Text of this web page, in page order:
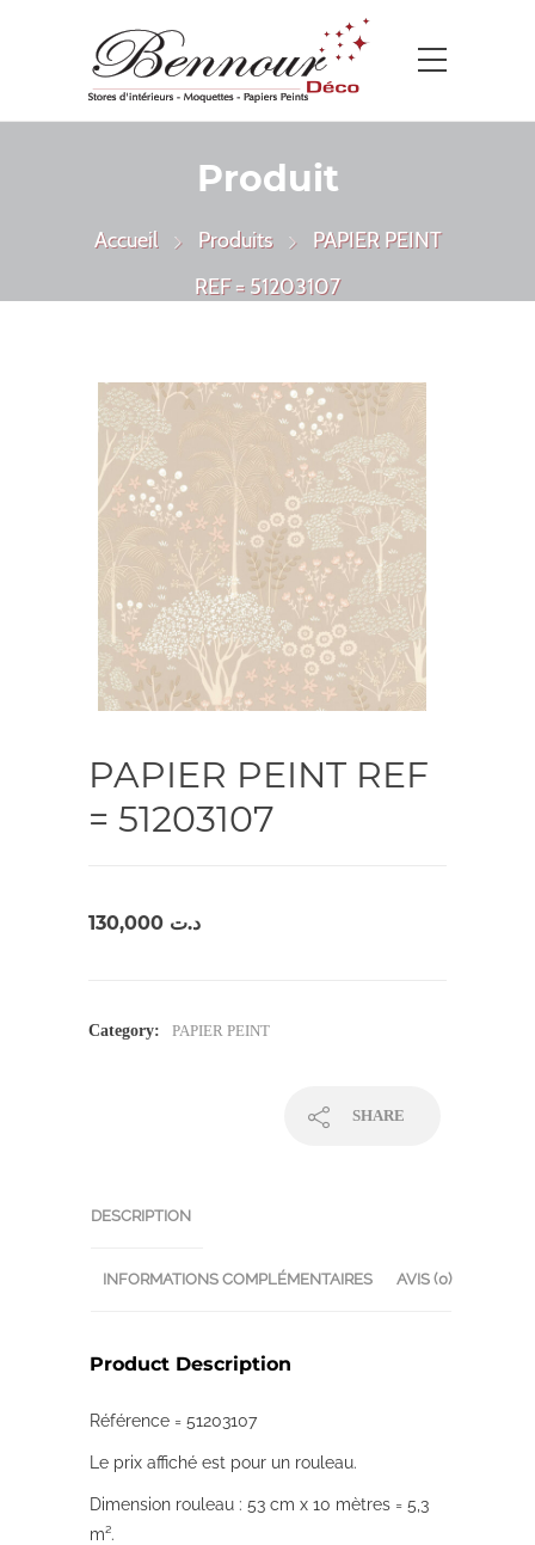
Produit
Accueil Produits
PAPIER PEINT
REF = 51203107
PAPIER PEINT REF
= 51203107
د.ت
Category: PAPIER PEINT
SHARE
DESCRIPTION
INFORMATIONS COMPLÉMENTAIRES AVIS (0)
Product Description
Référence = 51203107
Le prix affiché est pour un rouleau.
Dimension rouleau : 53 cm x 10 mètres = 5,3
m².